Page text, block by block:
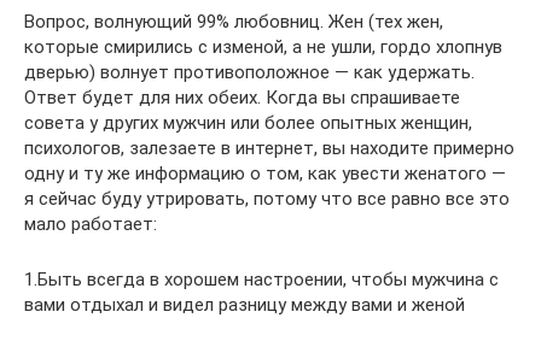
Вопрос, волнующий 99% любовниц. Жен (тех жен,
которые смирились с изменой, а не ушли, гордо хлопнув
дверью) волнует противоположное — как удержать.
Ответ будет для них обеих. Когда вы спрашиваете
совета у других мужчин или более опытных женщин,
психологов, залезаете в интернет, вы находите примерно
одну и ту же информацию о том, как увести женатого —
я сейчас буду утрировать, потому что все равно все это
мало работает:
1.Быть всегда в хорошем настроении, чтобы мужчина с
вами отдыхал и видел разницу между вами и женой